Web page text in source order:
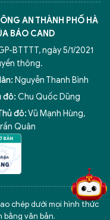
AN THÀNH PHỐ HÀ
BÁO CAND
BTTTT, ngày 5/1/2021
thông.
Nguyễn Thanh Bình
đô: Chu Quốc Dũng
đô:Vũ Mạnh Hùng,
Quân
chép dưới mọi hình thức
bằng văn bản.
pháp xử lý điểm nghẽn của